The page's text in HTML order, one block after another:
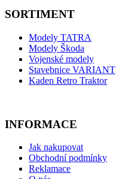
SORTIMENT
Modely TATRA
Modely Škoda
Vojenské modely
Stavebnice VARIANT
Kaden Retro Traktor
INFORMACE
Jak nakupovat
Obchodní podmínky
Reklamace